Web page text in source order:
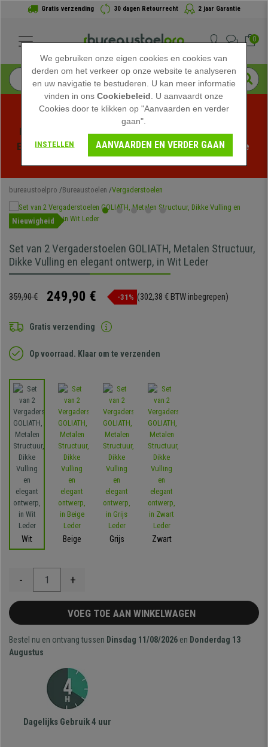
Gratis verzending 30 dagen Retourrecht 2 jaar Garantie
0
Profiteer van de Zomeruitverkoop bij bureaustoelpro!
Exclusieve kortingen voor een beperkte tijd - Bekijk de
bureaustoelpro Bureaustoelen Vergaderstoelen
Nieuwigheid
Set van 2 Vergaderstoelen GOLIATH, Metalen Structuur,
Dikke Vulling en elegant ontwerp, in Wit Leder
359,90 € 249,90 € -31% (302,38 € BTW inbegrepen)
Gratis verzending
Op voorraad. Klaar om te verzenden
Wit Beige Grijs Zwart
- +
VOEG TOE AAN WINKELWAGEN
Bestel nu en ontvang tussen Dinsdag 11/08/2026 en Donderdag 13
Augustus
Dagelijks Gebruik 4 uur
We gebruiken onze eigen cookies en cookies van
derden om het verkeer op onze website te analyseren
en uw navigatie te bestuderen. U kan meer informatie
vinden in onsCookiebeleid . U aanvaardt onze
Cookies door te klikken op "Aanvaarden en verder
gaan".
INSTELLEN AANVAARDEN EN VERDER GAAN